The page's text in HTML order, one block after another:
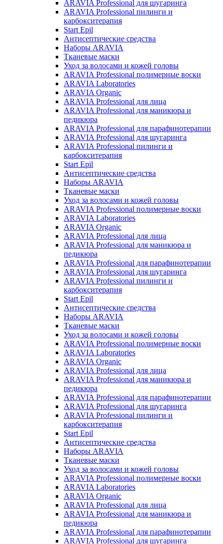
ARAVIA Professional для шугаринга
ARAVIA Professional пилинги и
карбокситерапия
Start Epil
Антисептические средства
Наборы ARAVIA
Тканевые маски
Уход за волосами и кожей головы
ARAVIA Professional полимерные воски
ARAVIA Laboratories
ARAVIA Organic
ARAVIA Professional для лица
ARAVIA Professional для маникюра и
педикюра
ARAVIA Professional для парафинотерапии
ARAVIA Professional для шугаринга
ARAVIA Professional пилинги и
карбокситерапия
Start Epil
Антисептические средства
Наборы ARAVIA
Тканевые маски
Уход за волосами и кожей головы
ARAVIA Professional полимерные воски
ARAVIA Laboratories
ARAVIA Organic
ARAVIA Professional для лица
ARAVIA Professional для маникюра и
педикюра
ARAVIA Professional для парафинотерапии
ARAVIA Professional для шугаринга
ARAVIA Professional пилинги и
карбокситерапия
Start Epil
Антисептические средства
Наборы ARAVIA
Тканевые маски
Уход за волосами и кожей головы
ARAVIA Professional полимерные воски
ARAVIA Laboratories
ARAVIA Organic
ARAVIA Professional для лица
ARAVIA Professional для маникюра и
педикюра
ARAVIA Professional для парафинотерапии
ARAVIA Professional для шугаринга
ARAVIA Professional пилинги и
карбокситерапия
Start Epil
Антисептические средства
Наборы ARAVIA
Тканевые маски
Уход за волосами и кожей головы
ARAVIA Professional полимерные воски
ARAVIA Laboratories
ARAVIA Organic
ARAVIA Professional для лица
ARAVIA Professional для маникюра и
педикюра
ARAVIA Professional для парафинотерапии
ARAVIA Professional для шугаринга